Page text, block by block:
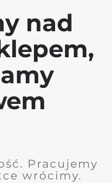
nad
Pracujemy
wrócimy.